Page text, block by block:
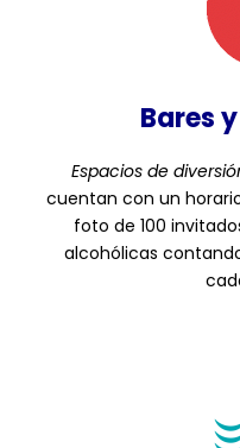
Bares
Espacios de
cuentan con un
foto de 100
alcohólicas